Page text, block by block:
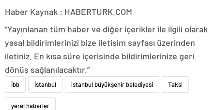
Haber Kaynak : HABERTURK.COM
“Yayınlanan tüm haber ve diğer içerikler ile ilgili olarak
yasal bildirimlerinizi bize iletişim sayfası üzerinden
iletiniz. En kısa süre içerisinde bildirimlerinize geri
dönüş sağlanılacaktır.”
İbb İstanbul istanbul büyükşehir belediyesi Taksi
yerel haberler